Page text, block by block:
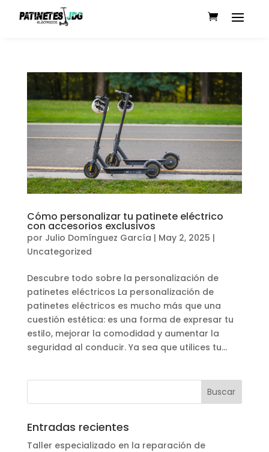
Cómo personalizar tu patinete eléctrico
con accesorios exclusivos
por Julio Domínguez García | May 2, 2025 |
Uncategorized
Descubre todo sobre la personalización de
patinetes eléctricos La personalización de
patinetes eléctricos es mucho más que una
cuestión estética: es una forma de expresar tu
estilo, mejorar la comodidad y aumentar la
seguridad al conducir. Ya sea que utilices tu...
Entradas recientes
Taller especializado en la reparación de